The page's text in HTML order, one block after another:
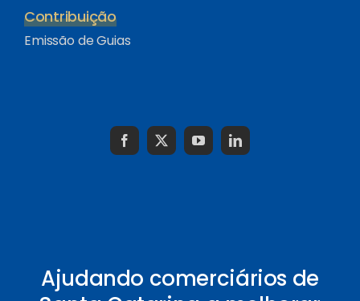
Contribuição
Emissão de Guias
Ajudando comerciários de